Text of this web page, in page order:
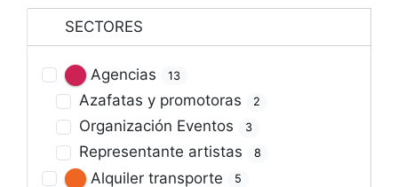
SECTORES
Agencias 13
Azafatas y promotoras 2
Organización Eventos 3
Representante artistas 8
Alquiler transporte 5